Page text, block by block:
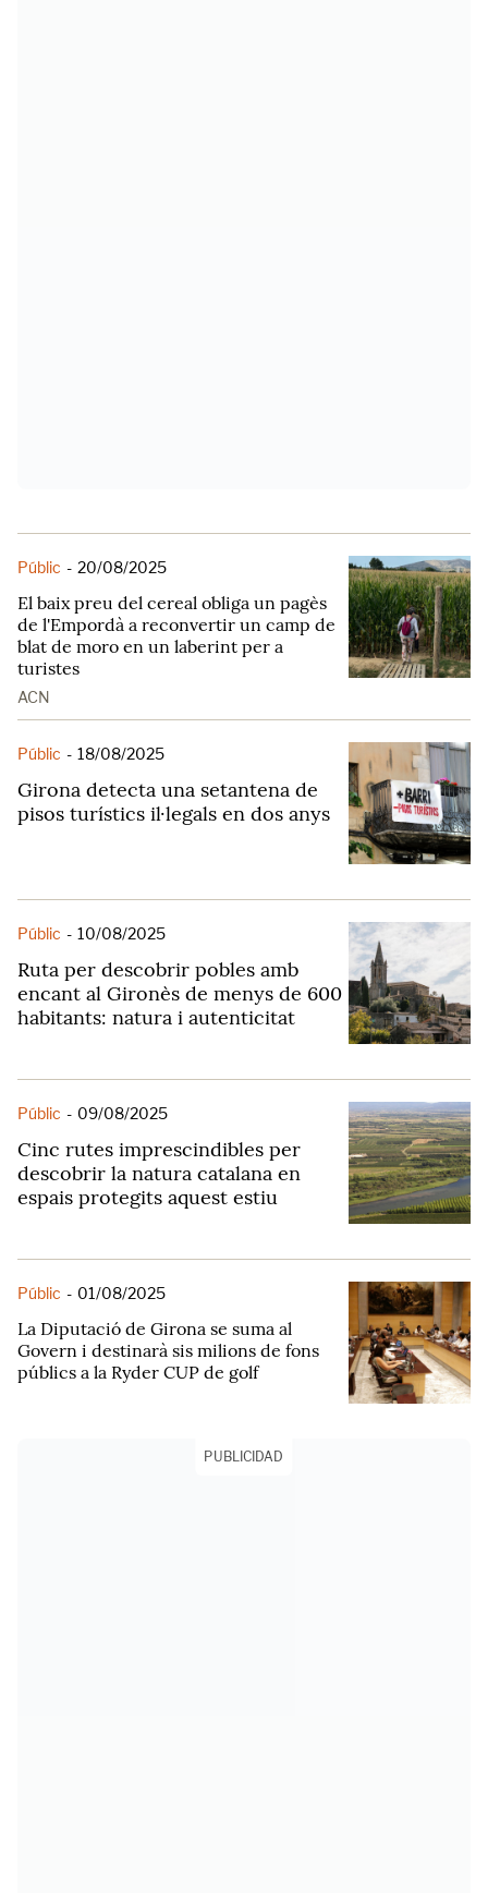
Públic - 20/08/2025
El baix preu del cereal obliga un pagès
de l'Empordà a reconvertir un camp de
blat de moro en un laberint per a
turistes
ACN
Públic - 18/08/2025
Girona detecta una setantena de
pisos turístics il·legals en dos anys
Públic - 10/08/2025
Ruta per descobrir pobles amb
encant al Gironès de menys de 600
habitants: natura i autenticitat
Públic - 09/08/2025
Cinc rutes imprescindibles per
descobrir la natura catalana en
espais protegits aquest estiu
Públic - 01/08/2025
La Diputació de Girona se suma al
Govern i destinarà sis milions de fons
públics a la Ryder CUP de golf
PUBLICIDAD